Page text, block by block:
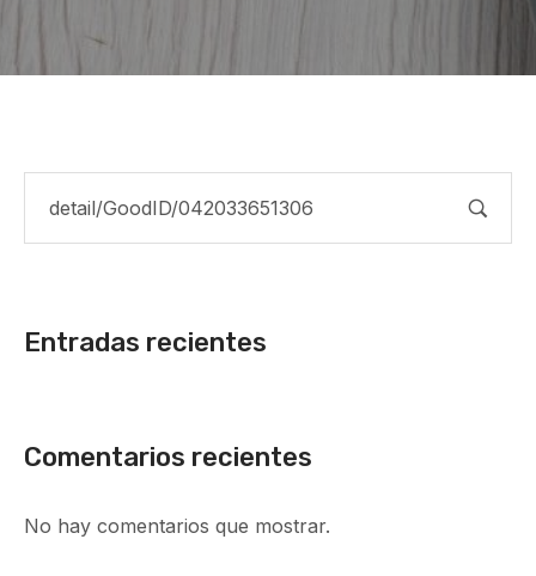
Entradas recientes
Comentarios recientes
No hay comentarios que mostrar.